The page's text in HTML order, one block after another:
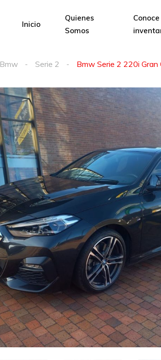
Inicio
Quienes
Somos
Bmw Serie 2 Bmw Serie 2 220i